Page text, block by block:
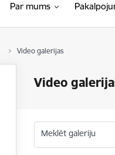
Par mums
Video galerijas
Video
Meklēt galeriju